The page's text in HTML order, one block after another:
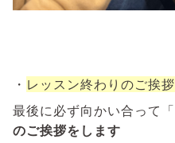
・ レッスン終わりのご挨拶
最後に必ず向かい合って「
のご挨拶をします